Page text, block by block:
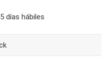
días hábiles